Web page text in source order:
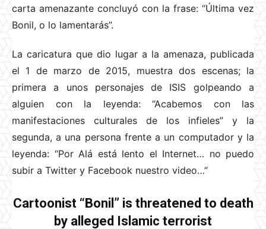
carta amenazante concluyó con la frase: “Última vez
Bonil, o lo lamentarás”.
La caricatura que dio lugar a la amenaza, publicada
el 1 de marzo de 2015, muestra dos escenas; la
primera a unos personajes de ISIS golpeando a
alguien con la leyenda: “Acabemos con las
manifestaciones culturales de los infieles” y la
segunda, a una persona frente a un computador y la
leyenda: “Por Alá está lento el Internet… no puedo
subir a Twitter y Facebook nuestro video…”
Cartoonist “Bonil” is threatened to death
by alleged Islamic terrorist